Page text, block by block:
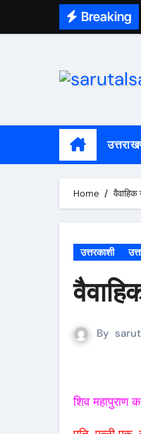
Breaking
Home
उत्तरकाशी
By
शिव